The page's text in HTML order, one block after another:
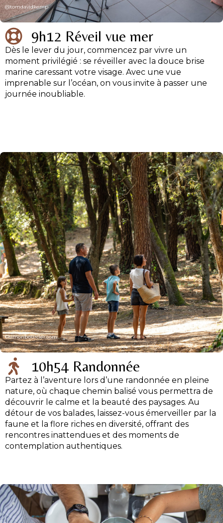
@tomdavidkemp
9h12 Réveil vue mer
Dès le lever du jour, commencez par vivre un
moment privilégié : se réveiller avec la douce brise
marine caressant votre visage. Avec une vue
imprenable sur l’océan, on vous invite à passer une
journée inoubliable.
10h54 Randonnée
Partez à l’aventure lors d’une randonnée en pleine
nature, où chaque chemin balisé vous permettra de
découvrir le calme et la beauté des paysages. Au
détour de vos balades, laissez-vous émerveiller par la
faune et la flore riches en diversité, offrant des
rencontres inattendues et des moments de
contemplation authentiques.
©simonbourcier.com